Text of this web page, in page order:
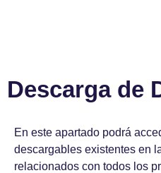
Descarga de
En este apartado podrá
descargables existentes en
relacionados con todos los